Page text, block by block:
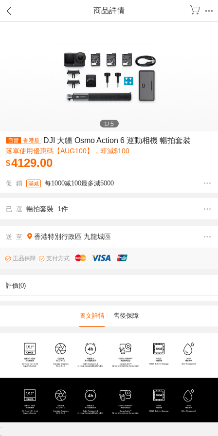
商品詳情
1/5
DJI 大疆 Osmo Action 6 運動相機 暢拍套裝
落單使用優惠碼【AUG100】，即減$100
$4129.00
促 銷 滿减 每1000减100最多減5000
已 選 暢拍套裝 1件
送 至 香港特別行政區 九龍城區
正品保障 支付方式
評價(0)
圖文詳情 售後保障
·